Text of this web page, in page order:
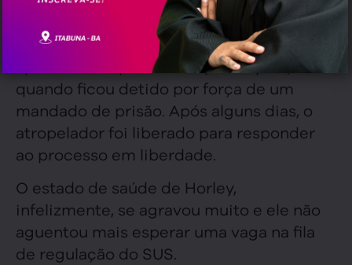
O condutor do automóvel fugiu do local
sem prestar socorro à vítima e só se
apresentou à polícia tempos depois,
quando ficou detido por força de um
mandado de prisão. Após alguns dias, o
atropelador foi liberado para responder
ao processo em liberdade.
O estado de saúde de Horley,
infelizmente, se agravou muito e ele não
aguentou mais esperar uma vaga na fila
de regulação do SUS.